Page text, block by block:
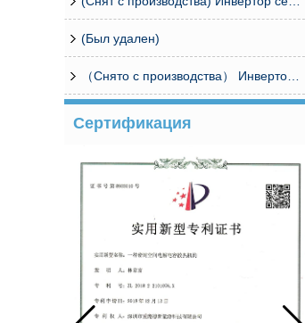
(Был удален)
Сертификация